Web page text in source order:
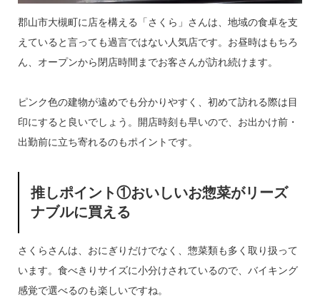
郡山市大槻町に店を構える「さくら」さんは、地域の食卓を支
えていると言っても過言ではない人気店です。お昼時はもちろ
ん、オープンから閉店時間までお客さんが訪れ続けます。
ピンク色の建物が遠めでも分かりやすく、初めて訪れる際は目
印にすると良いでしょう。開店時刻も早いので、お出かけ前・
出勤前に立ち寄れるのもポイントです。
推しポイント①おいしいお惣菜がリーズ
ナブルに買える
さくらさんは、おにぎりだけでなく、惣菜類も多く取り扱って
います。食べきりサイズに小分けされているので、バイキング
感覚で選べるのも楽しいですね。